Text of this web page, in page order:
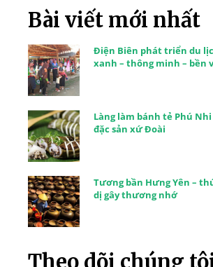
Bài viết mới nhất
Điện Biên phát triển du
xanh – thông minh – bền
Làng làm bánh tẻ Phú
đặc sản xứ Đoài
Tương bần Hưng Yên –
dị gây thương nhớ